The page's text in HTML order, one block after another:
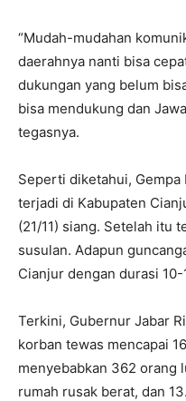
“Mudah-mudahan
daerahnya nanti bisa
dukungan yang belum
bisa mendukung dan
tegasnya.
Seperti diketahui,
terjadi di Kabupaten
(21/11) siang. Setelah itu
susulan. Adapun
Cianjur dengan durasi 10-
Terkini, Gubernur Jabar
korban tewas mencapai
menyebabkan 362 orang
rumah rusak berat, dan